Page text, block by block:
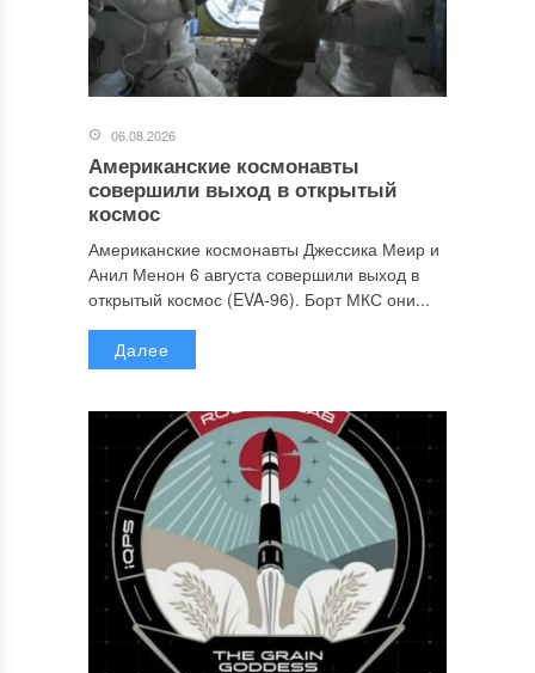
06.08.2026
Американские космонавты
совершили выход в открытый
космос
Американские космонавты Джессика Меир и
Анил Менон 6 августа совершили выход в
открытый космос (EVA-96). Борт МКС они...
Далее